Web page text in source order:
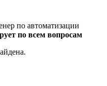
по автоматизации
по всем вопросам